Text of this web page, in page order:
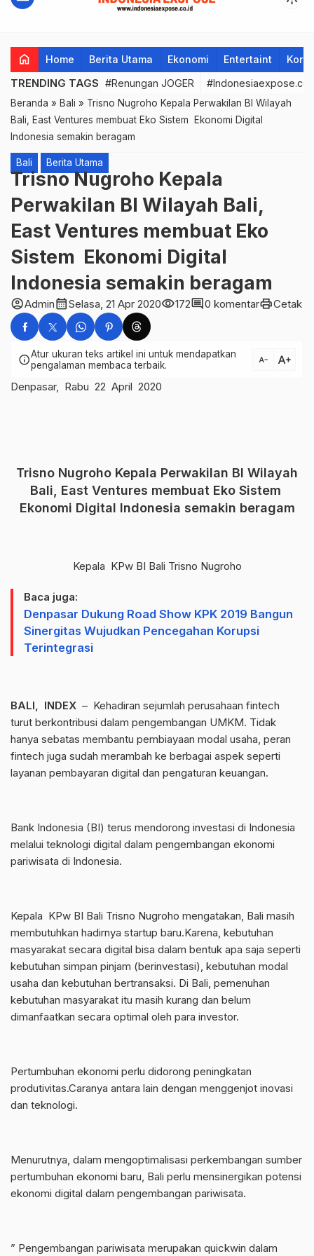
home Home Berita Utama Ekonomi Entertaint
TRENDING TAGS #Renungan JOGER
Beranda » Bali » Trisno Nugroho Kepala Perwakilan BI Wilayah
Bali, East Ventures membuat Eko Sistem Ekonomi Digital
Indonesia semakin beragam
Bali Berita Utama
Trisno Nugroho Kepala
Perwakilan BI Wilayah Bali,
East Ventures membuat Eko
Sistem Ekonomi Digital
Indonesia semakin beragam
account_circleAdmincalendar_monthSelasa, 21 Apr 2020visibility172comment0 komentarprintCetak
infoAtur ukuran teks artikel ini untuk mendapatkan
pengalaman membaca terbaik.
text_decrease text_increase
Denpasar, Rabu 22 April 2020
Trisno Nugroho Kepala Perwakilan BI Wilayah
Bali, East Ventures membuat Eko Sistem
Ekonomi Digital Indonesia semakin beragam
Kepala KPw BI Bali Trisno Nugroho
Baca juga:
Denpasar Dukung Road Show KPK 2019 Bangun
Sinergitas Wujudkan Pencegahan Korupsi
Terintegrasi
BALI, INDEX – Kehadiran sejumlah perusahaan fintech
turut berkontribusi dalam pengembangan UMKM. Tidak
hanya sebatas membantu pembiayaan modal usaha, peran
fintech juga sudah merambah ke berbagai aspek seperti
layanan pembayaran digital dan pengaturan keuangan.
Bank Indonesia (BI) terus mendorong investasi di Indonesia
melalui teknologi digital dalam pengembangan ekonomi
pariwisata di Indonesia.
Kepala KPw BI Bali Trisno Nugroho mengatakan, Bali masih
membutuhkan hadirnya startup baru.Karena, kebutuhan
masyarakat secara digital bisa dalam bentuk apa saja seperti
kebutuhan simpan pinjam (berinvestasi), kebutuhan modal
usaha dan kebutuhan bertransaksi. Di Bali, pemenuhan
kebutuhan masyarakat itu masih kurang dan belum
dimanfaatkan secara optimal oleh para investor.
Pertumbuhan ekonomi perlu didorong peningkatan
produtivitas.Caranya antara lain dengan menggenjot inovasi
dan teknologi.
Menurutnya, dalam mengoptimalisasi perkembangan sumber
pertumbuhan ekonomi baru, Bali perlu mensinergikan potensi
ekonomi digital dalam pengembangan pariwisata.
” Pengembangan pariwisata merupakan quickwin dalam